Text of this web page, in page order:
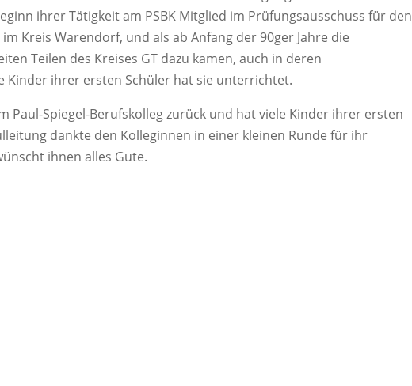
ihrer Tätigkeit am PSBK Mitglied im Prüfungsausschuss für den
Kreis Warendorf, und als ab Anfang der 90ger Jahre die
Teilen des Kreises GT dazu kamen, auch in deren
Kinder ihrer ersten Schüler hat sie unterrichtet.
Paul-Spiegel-Berufskolleg zurück und hat viele Kinder ihrer ersten
dankte den Kolleginnen in einer kleinen Runde für ihr
ihnen alles Gute.